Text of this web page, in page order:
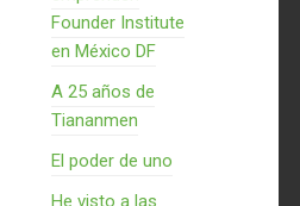
Founder Institute
en México DF
A 25 años de
Tiananmen
El poder de uno
He visto a las